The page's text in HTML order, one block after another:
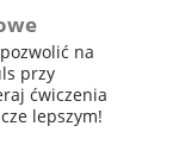
na
przy
ćwiczenia
lepszym!